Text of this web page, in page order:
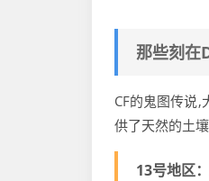
那些刻在
CF的鬼图传说
供了天然的土
13号地区